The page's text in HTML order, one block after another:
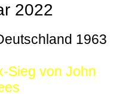
2022
1963
Sieg von John